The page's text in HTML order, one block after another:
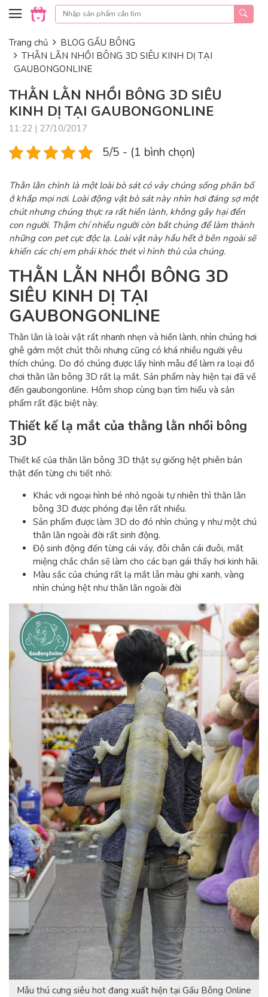
Skip to content
Trang chủ
BLOG GẤU BÔNG
THẰN LẰN NHỒI BÔNG 3D SIÊU KINH DỊ TẠI
GAUBONGONLINE
THẰN LẰN NHỒI BÔNG 3D SIÊU
KINH DỊ TẠI GAUBONGONLINE
11:22 | 27/10/2017
5/5 - (1 bình chọn)
Thằn lằn chình là một loài bò sát có vảy chúng sống phân bố
ở khắp mọi nơi. Loài động vật bò sát này nhìn hơi đáng sợ một
chút nhưng chúng thực ra rất hiền lành, không gây hại đến
con người. Thậm chí nhiều người còn bắt chúng để làm thành
những con pet cực độc lạ. Loài vật này hầu hết ở bên ngoài sẽ
khiến các chị em phải khóc thét vì hình thù của chúng.
THẰN LẰN NHỒI BÔNG 3D
SIÊU KINH DỊ TẠI
GAUBONGONLINE
Thằn lằn là loài vật rất nhanh nhẹn và hiền lành, nhìn chúng hơi
ghê gớm một chút thôi nhưng cũng có khá nhiều người yêu
thích chúng. Do đó chúng được lấy hình mẫu để làm ra loại đồ
chơi thằn lằn bông 3D rất lạ mắt. Sản phẩm này hiện tại đã về
đến gaubongonline. Hôm shop cùng bạn tìm hiểu và sản
phẩm rất đặc biệt này.
Thiết kế lạ mắt của thằng lằn nhồi bông
3D
Thiết kế của thằn lằn bông 3D thật sự giống hệt phiên bản
thật đến từng chi tiết nhỏ:
Khác với ngoại hình bé nhỏ ngoài tự nhiên thì thằn lằn
bông 3D được phóng đại lên rất nhiều.
Sản phẩm được làm 3D do đó nhìn chúng y như một chú
thằn lằn ngoài đời rất sinh động.
Độ sinh động đến từng cái vảy, đôi chân cái đuôi, mắt
miệng chắc chắn sẽ làm cho các bạn gái thấy hơi kinh hãi.
Màu sắc của chúng rất lạ mắt lẫn màu ghi xanh, vàng
nhìn chúng hệt như thằn lằn ngoài đời
Mẫu thú cưng siêu hot đang xuất hiện tại Gấu Bông Online